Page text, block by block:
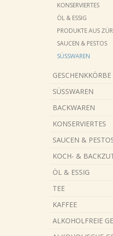
KONSERVIERTES
ÖL & ESSIG
PRODUKTE AUS
SAUCEN & PESTOS
SÜSSWAREN
GESCHENKKÖRBE
SÜSSWAREN
BACKWAREN
KONSERVIERTES
SAUCEN &
KOCH- &
ÖL & ESSIG
TEE
KAFFEE
ALKOHOLFREIE